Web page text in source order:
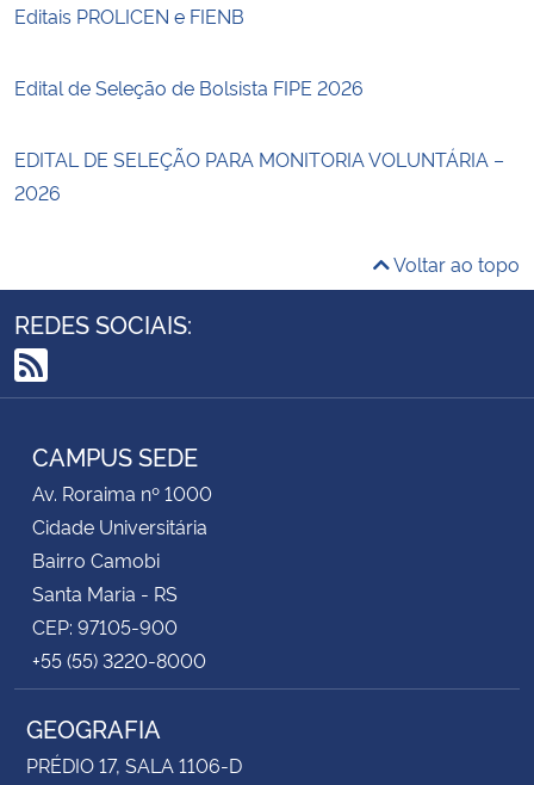
Editais PROLICEN e FIENB
Edital de Seleção de Bolsista FIPE 2026
EDITAL DE SELEÇÃO PARA MONITORIA VOLUNTÁRIA –
2026
Voltar ao topo
REDES SOCIAIS:
RSS
CAMPUS SEDE
Av. Roraima nº 1000
Cidade Universitária
Bairro Camobi
Santa Maria - RS
CEP: 97105-900
+55 (55) 3220-8000
GEOGRAFIA
PRÉDIO 17, SALA 1106-D